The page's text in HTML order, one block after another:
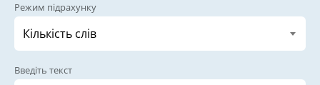
Режим підрахунку
Введіть текст